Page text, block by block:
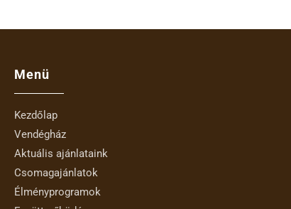
Menü
Kezdőlap
Vendégház
Aktuális ajánlataink
Csomagajánlatok
Élményprogramok